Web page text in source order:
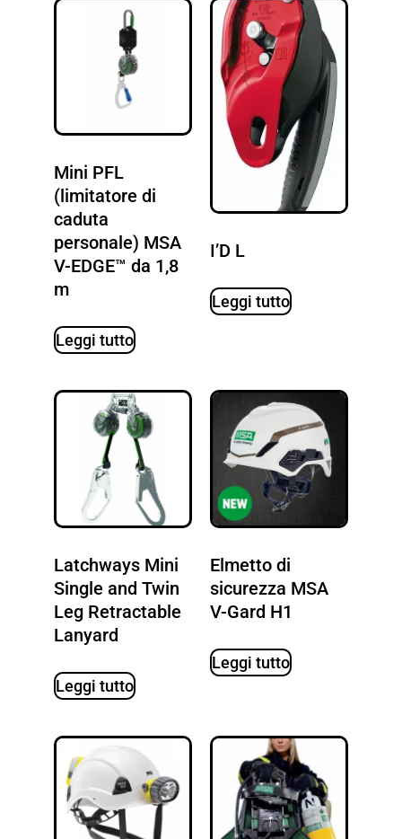
Mini PFL
(limitatore di
caduta
personale) MSA
V-EDGE™ da 1,8
m
Leggi tutto
I’D L
Leggi tutto
Latchways Mini
Single and Twin
Leg Retractable
Lanyard
Leggi tutto
Elmetto di
sicurezza MSA
V-Gard H1
Leggi tutto